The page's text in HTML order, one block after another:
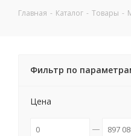
Главная - Каталог - Товары -
Фильтр по
Цена